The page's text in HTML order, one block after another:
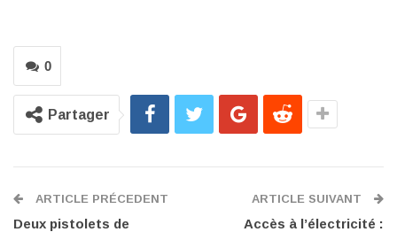
0
Partager
ARTICLE PRÉCEDENT
Deux pistolets de
ARTICLE SUIVANT
Accès à l’électricité :